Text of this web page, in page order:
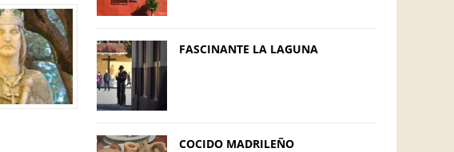
FASCINANTE LA LAGUNA
COCIDO MADRILEÑO